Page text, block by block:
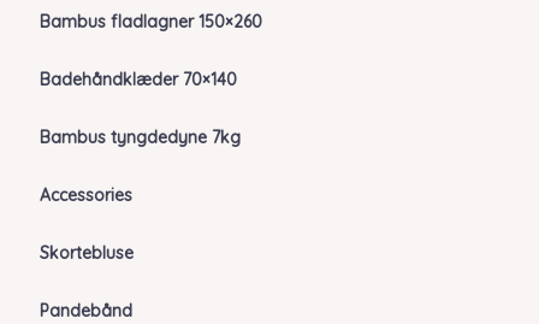
Bambus fladlagner 150×260
Badehåndklæder 70×140
Bambus tyngdedyne 7kg
Accessories
Skortebluse
Pandebånd